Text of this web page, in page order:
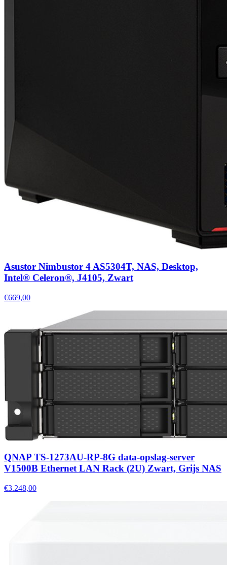
Asustor Nimbustor 4 AS5304T, NAS, Desktop,
Intel® Celeron®, J4105, Zwart
€669,00
QNAP TS-1273AU-RP-8G data-opslag-server
V1500B Ethernet LAN Rack (2U) Zwart, Grijs NAS
€3.248,00